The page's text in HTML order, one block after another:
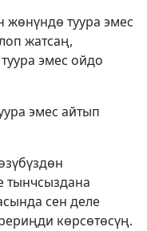
туура эмес
жатсаң,
эмес ойдо
эмес айтып
тынчсыздана
сен деле
көрсөтөсүң.